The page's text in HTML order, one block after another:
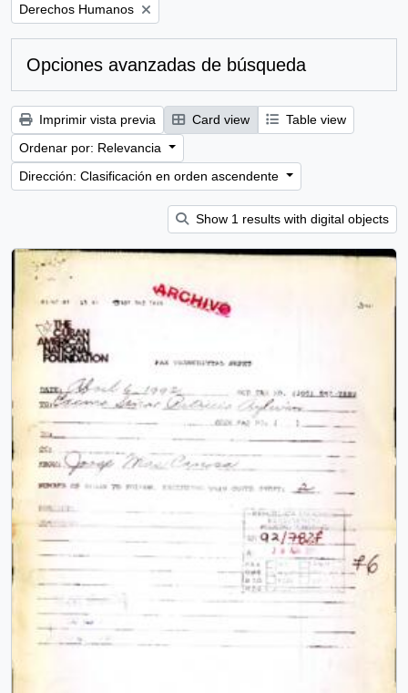
Remove filter:
Derechos Humanos
Opciones avanzadas de búsqueda
Imprimir vista previa Card view
Table view
Ordenar por: Relevancia
Dirección: Clasificación en orden ascendente
Show 1 results with digital objects